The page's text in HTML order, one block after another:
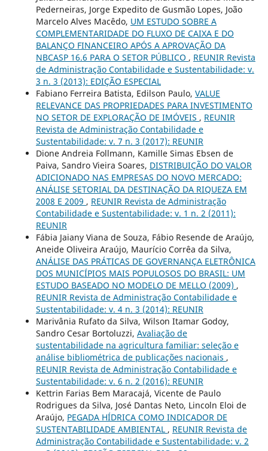
Pederneiras, Jorge Expedito de Gusmão Lopes, João
Marcelo Alves Macêdo, UM ESTUDO SOBRE A
COMPLEMENTARIDADE DO FLUXO DE CAIXA E DO
BALANÇO FINANCEIRO APÓS A APROVAÇÃO DA
NBCASP 16.6 PARA O SETOR PÚBLICO , REUNIR Revista
de Administração Contabilidade e Sustentabilidade: v.
3 n. 3 (2013): EDIÇÃO ESPECIAL
Fabiano Ferreira Batista, Edilson Paulo, VALUE
RELEVANCE DAS PROPRIEDADES PARA INVESTIMENTO
NO SETOR DE EXPLORAÇÃO DE IMÓVEIS , REUNIR
Revista de Administração Contabilidade e
Sustentabilidade: v. 7 n. 3 (2017): REUNIR
Dione Andreia Follmann, Kamille Simas Ebsen de
Paiva, Sandro Vieira Soares, DISTRIBUIÇÃO DO VALOR
ADICIONADO NAS EMPRESAS DO NOVO MERCADO:
ANÁLISE SETORIAL DA DESTINAÇÃO DA RIQUEZA EM
2008 E 2009 , REUNIR Revista de Administração
Contabilidade e Sustentabilidade: v. 1 n. 2 (2011):
REUNIR
Fábia Jaiany Viana de Souza, Fábio Resende de Araújo,
Aneide Oliveira Araújo, Maurício Corrêa da Silva,
ANÁLISE DAS PRÁTICAS DE GOVERNANÇA ELETRÔNICA
DOS MUNICÍPIOS MAIS POPULOSOS DO BRASIL: UM
ESTUDO BASEADO NO MODELO DE MELLO (2009) ,
REUNIR Revista de Administração Contabilidade e
Sustentabilidade: v. 4 n. 3 (2014): REUNIR
Marivânia Rufato da Silva, Wilson Itamar Godoy,
Sandro Cesar Bortoluzzi, Avaliação de
sustentabilidade na agricultura familiar: seleção e
análise bibliométrica de publicações nacionais ,
REUNIR Revista de Administração Contabilidade e
Sustentabilidade: v. 6 n. 2 (2016): REUNIR
Kettrin Farias Bem Maracajá, Vicente de Paulo
Rodrigues da Silva, José Dantas Neto, Lincoln Eloi de
Araújo, PEGADA HÍDRICA COMO INDICADOR DE
SUSTENTABILIDADE AMBIENTAL , REUNIR Revista de
Administração Contabilidade e Sustentabilidade: v. 2